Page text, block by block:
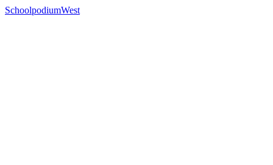
SchoolpodiumWest